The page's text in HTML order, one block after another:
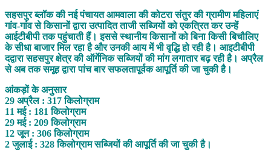
सहसपुर ब्लॉक की नई पंचायत आमवाला की कोटरा संतुर की ग्रामीण महिलाएं
गांव-गांव से किसानों द्वारा उत्पादित ताजी सब्जियों को एकत्रित कर उन्हें
आईटीबीपी तक पहुंचाती हैं। इससे स्थानीय किसानों को बिना किसी बिचौलिए
के सीधा बाजार मिल रहा है और उनकी आय में भी वृद्धि हो रही है। आइटीबीपी
दद्वारा सहसपुर क्षेत्र की ऑर्गेनिक सब्जियों की मांग लगातार बढ़ रही है। अप्रैल
से अब तक समूह द्वारा पांच बार सफलतापूर्वक आपूर्ति की जा चुकी है।
आंकड़ों के अनुसार
29 अप्रैल : 317 किलोग्राम
11 मई : 181 किलोग्राम
29 मई : 209 किलोग्राम
12 जून : 306 किलोग्राम
2 जुलाई : 328 किलोग्राम सब्जियों की आपूर्ति की जा चुकी है।